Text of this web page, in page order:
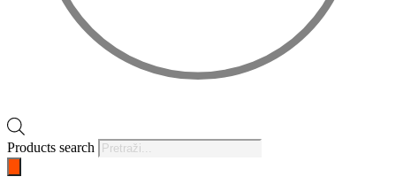
Products search